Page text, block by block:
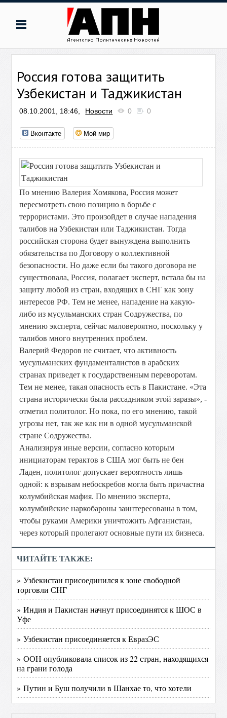
Россия готова защитить
Узбекистан и Таджикистан
08.10.2001, 18:46, Новости 0 0
Вконтакте Мой мир
По мнению Валерия Хомякова, Россия может
пересмотреть свою позицию в борьбе с
террористами. Это произойдет в случае нападения
талибов на Узбекистан или Таджикистан. Тогда
российская сторона будет вынуждена выполнить
обязательства по Договору о коллективной
безопасности. Но даже если бы такого договора не
существовала, Россия, полагает эксперт, встала бы на
защиту любой из стран, входящих в СНГ как зону
интересов РФ. Тем не менее, нападение на какую-
либо из мусульманских стран Содружества, по
мнению эксперта, сейчас маловероятно, поскольку у
талибов много внутренних проблем.
Валерий Федоров не считает, что активность
мусульманских фундаменталистов в арабских
странах приведет к государственным переворотам.
Тем не менее, такая опасность есть в Пакистане. «Эта
страна исторически была рассадником этой заразы», -
отметил политолог. Но пока, по его мнению, такой
угрозы нет, так же как ни в одной мусульманской
стране Содружества.
Анализируя иные версии, согласно которым
инициаторам терактов в США мог быть не бен
Ладен, политолог допускает вероятность лишь
одной: к взрывам небоскребов могла быть причастна
колумбийская мафия. По мнению эксперта,
колумбийские наркобароны заинтересованы в том,
чтобы руками Америки уничтожить Афганистан,
через который пролегают основные пути их бизнеса.
ЧИТАЙТЕ ТАКЖЕ:
» Узбекистан присоединился к зоне свободной
торговли СНГ
» Индия и Пакистан начнут присоединятся к ШОС в
Уфе
» Узбекистан присоединяется к ЕвразЭС
» ООН опубликовала список из 22 стран, находящихся
на грани голода
» Путин и Буш получили в Шанхае то, что хотели